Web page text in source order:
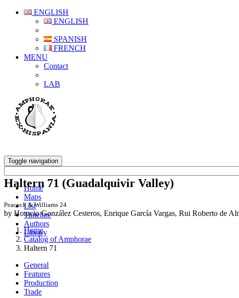
ENGLISH
ENGLISH
SPANISH
FRENCH
MENU
Contact
LAB
Toggle navigation
Home
Maps
List
Timeline
Authors
Library
Haltern 71 (Guadalquivir Valley)
Peacock & Williams 24
by Horacio González Cesteros, Enrique García Vargas, Rui Roberto de
Home
Catalog of Amphorae
Haltern 71
General
Features
Production
Trade